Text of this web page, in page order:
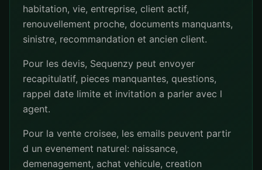
habitation, vie, entreprise, client actif,
renouvellement proche, documents manquants,
sinistre, recommandation et ancien client.
Pour les devis, Sequenzy peut envoyer
recapitulatif, pieces manquantes, questions,
rappel date limite et invitation a parler avec l
agent.
Pour la vente croisee, les emails peuvent partir
d un evenement naturel: naissance,
demenagement, achat vehicule, creation